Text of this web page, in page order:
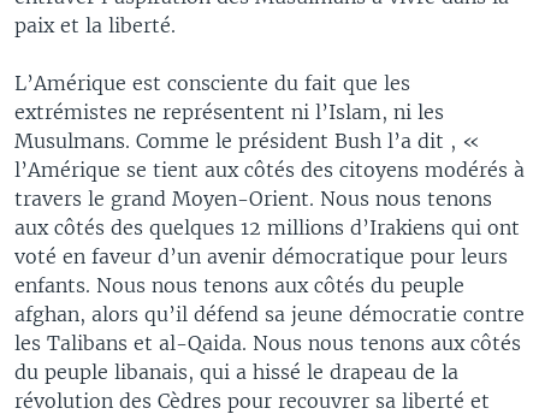
paix et la liberté.
L’Amérique est consciente du fait que les
extrémistes ne représentent ni l’Islam, ni les
Musulmans. Comme le président Bush l’a dit , «
l’Amérique se tient aux côtés des citoyens modérés à
travers le grand Moyen-Orient. Nous nous tenons
aux côtés des quelques 12 millions d’Irakiens qui ont
voté en faveur d’un avenir démocratique pour leurs
enfants. Nous nous tenons aux côtés du peuple
afghan, alors qu’il défend sa jeune démocratie contre
les Talibans et al-Qaida. Nous nous tenons aux côtés
du peuple libanais, qui a hissé le drapeau de la
révolution des Cèdres pour recouvrer sa liberté et